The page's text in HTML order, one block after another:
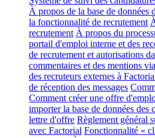
À propos de la base de données
la fonctionnalité de recrutement
recrutement À propos du
portail d'emploi interne et des
de recrutement et autorisations
commentaires et des mentions
des recruteurs externes à
de réception des messages
Comment créer une offre
importer la base de données des
lettre d'offre Règlement général
avec Factorial Fonctionnalité «